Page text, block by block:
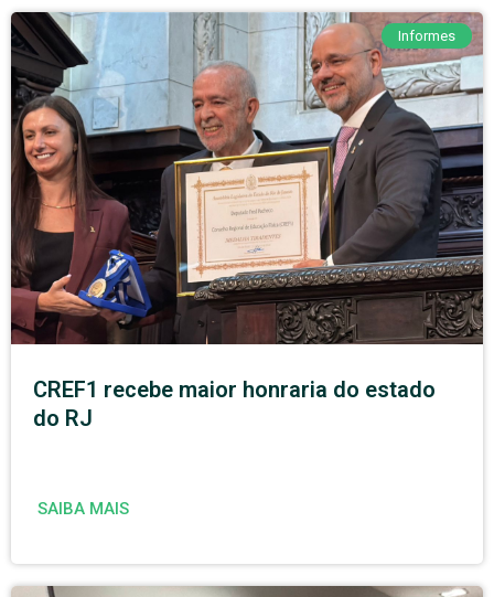
Informes
CREF1 recebe maior honraria do estado
do RJ
SAIBA MAIS